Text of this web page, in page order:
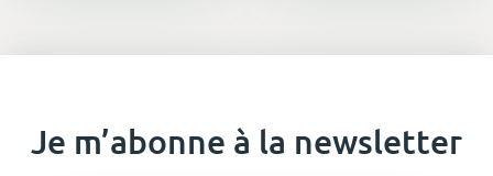
Je m’abonne à la newsletter